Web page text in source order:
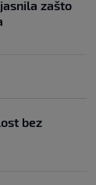
zašto
bez